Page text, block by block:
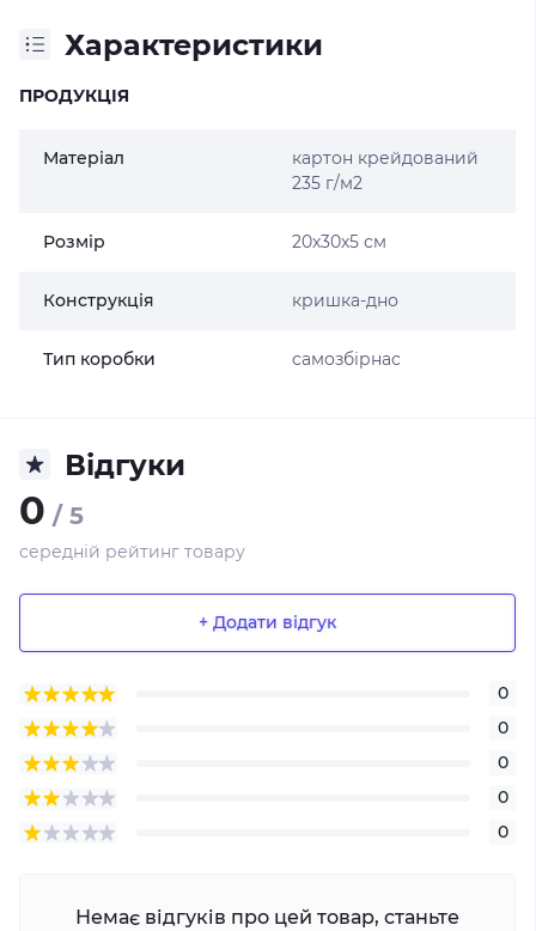
Характеристики
ПРОДУКЦІЯ
Матеріал
картон крейдований
235 г/м2
Розмір 20х30х5 см
Конструкція кришка-дно
Тип коробки самозбірнас
Відгуки
0 / 5
середній рейтинг товару
+ Додати відгук
0
0
0
0
0
Немає відгуків про цей товар, станьте